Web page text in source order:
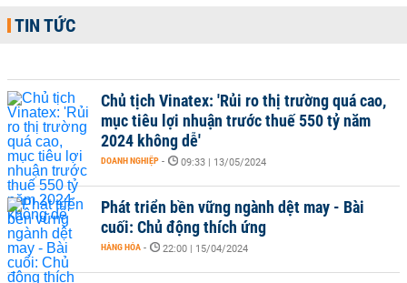
TIN TỨC
Chủ tịch Vinatex: 'Rủi ro thị trường quá cao,
mục tiêu lợi nhuận trước thuế 550 tỷ năm
2024 không dễ'
DOANH NGHIỆP - 09:33 | 13/05/2024
Phát triển bền vững ngành dệt may - Bài
cuối: Chủ động thích ứng
HÀNG HÓA - 22:00 | 15/04/2024